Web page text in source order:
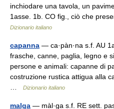
inchiodare una tavola, un
1asse. 1b. CO fig., ciò che
Dizionario italiano
capanna — ca·pàn·na s.f. AU
frasche, canne, paglia, legno e
persone e animali: capanne di
costruzione rustica attigua alla
Dizionario italiano
malga — màl·ga s.f. RE sett.